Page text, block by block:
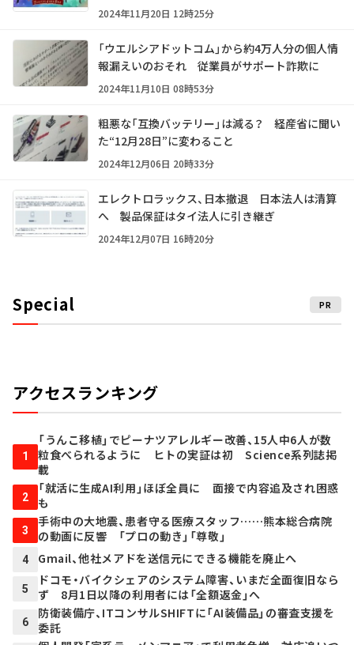
2024年11月20日 12時25分
「ウエルシアドットコム」から約4万人分の個人情
報漏えいのおそれ 従業員がサポート詐欺に
2024年11月10日 08時53分
粗悪な「互換バッテリー」は減る？ 経産省に聞い
た“12月28日”に変わること
2024年12月06日 20時33分
エレクトロラックス、日本撤退 日本法人は清算
へ 製品保証はタイ法人に引き継ぎ
2024年12月07日 16時20分
Special PR
アクセスランキング
1
「うんこ移植」でピーナツアレルギー改善、15人中6人が数
粒食べられるように ヒトの実証は初 Science系列誌掲
載
2
「就活に生成AI利用」ほぼ全員に 面接で内容追及され困惑
も
3
手術中の大地震、患者守る医療スタッフ……熊本総合病院
の動画に反響 「プロの動き」「尊敬」
4 Gmail、他社メアドを送信元にできる機能を廃止へ
5
ドコモ・バイクシェアのシステム障害、いまだ全面復旧なら
ず 8月1日以降の利用者には「全額返金」へ
6
防衛装備庁、ITコンサルSHIFTに「AI装備品」の審査支援を
委託